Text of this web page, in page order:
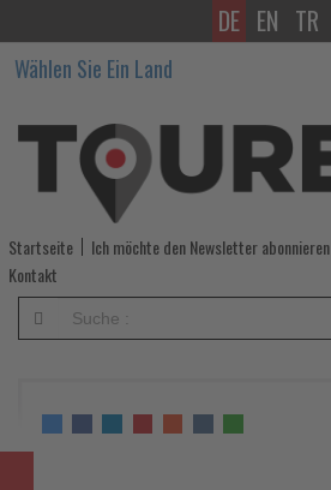
Internationale
Top-
DJs
bringen
Ibiza-
Feeling
an
Türkische
DE EN TR
Wählen Sie Ein Land
Startseite Ich möchte den Newsletter abonnieren
Kontakt